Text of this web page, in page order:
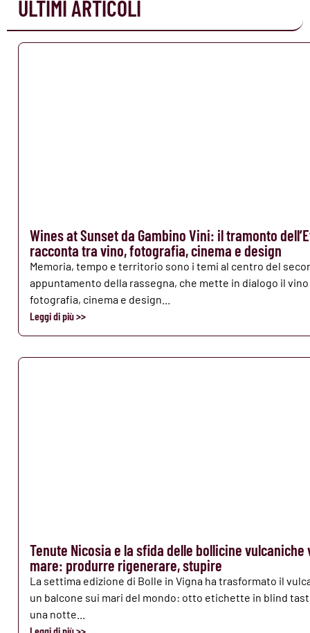
ULTIMI ARTICOLI
Wines at Sunset da Gambino Vini: il tramonto
racconta tra vino, fotografia, cinema e design
Memoria, tempo e territorio sono i temi al centro del
appuntamento della rassegna, che mette in dialogo il
fotografia, cinema e design...
Leggi di più >>
Tenute Nicosia e la sfida delle bollicine vulcaniche
mare: produrre rigenerare, stupire
La settima edizione di Bolle in Vigna ha trasformato il
un balcone sui mari del mondo: otto etichette in blind
una notte...